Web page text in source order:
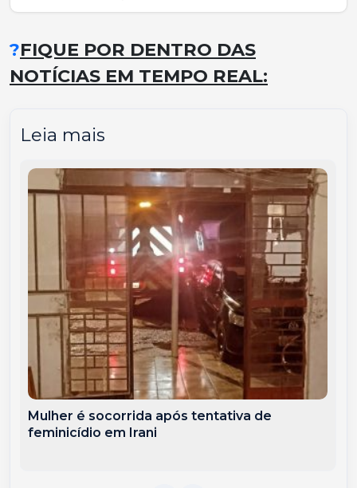
?FIQUE POR DENTRO DAS
NOTÍCIAS EM TEMPO REAL:
Leia mais
Mulher é socorrida após tentativa de
feminicídio em Irani